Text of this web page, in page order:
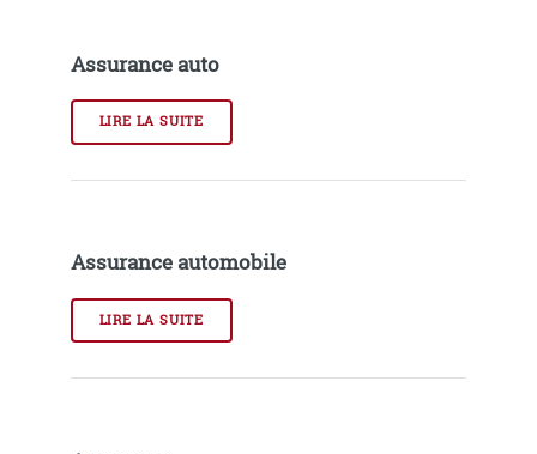
Assurance auto
LIRE LA SUITE
Assurance automobile
LIRE LA SUITE